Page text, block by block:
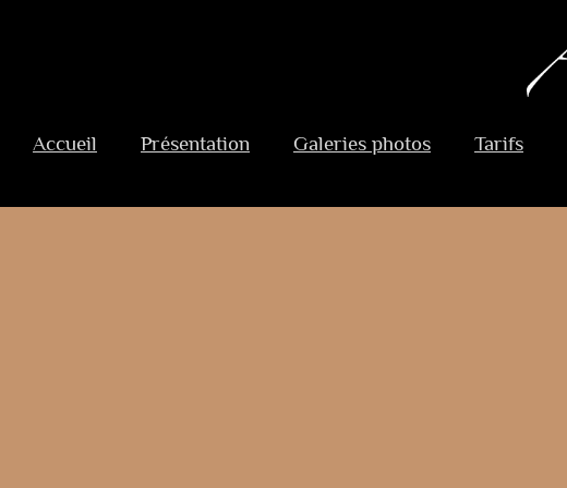
Accueil Présentation Galeries photos Tarifs